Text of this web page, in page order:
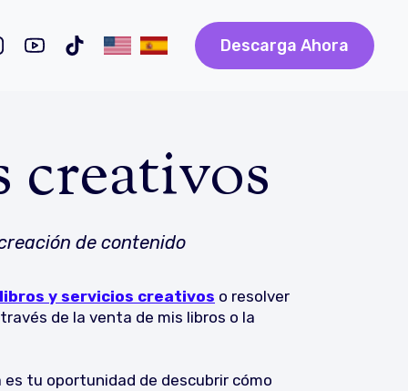
Descarga Ahora
de contenido
y servicios creativos o resolver
de la venta de mis libros o la
tu oportunidad de descubrir cómo